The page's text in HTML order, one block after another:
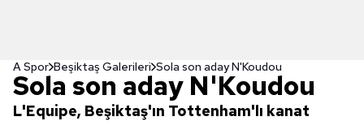
A Spor Beşiktaş Galerileri Sola son aday N'Koudou
Sola son aday N'Koudou
L'Equipe, Beşiktaş'ın Tottenham'lı kanat